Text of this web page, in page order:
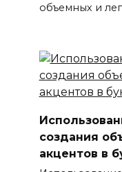
объемных и
создания
акцентов в